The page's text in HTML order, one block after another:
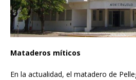
Mataderos míticos
En la actualidad, el matadero de